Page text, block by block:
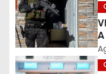
e
n
t
A